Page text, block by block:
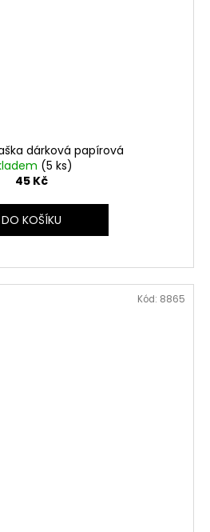
dárková papírová
(5 ks)
45 Kč
DO KOŠÍKU
Kód: 8865